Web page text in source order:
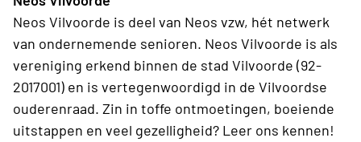
Neos Vilvoorde is deel van Neos vzw, hét netwerk
van ondernemende senioren. Neos Vilvoorde is als
vereniging erkend binnen de stad Vilvoorde (92-
2017001) en is vertegenwoordigd in de Vilvoordse
ouderenraad. Zin in toffe ontmoetingen, boeiende
uitstappen en veel gezelligheid? Leer ons kennen!